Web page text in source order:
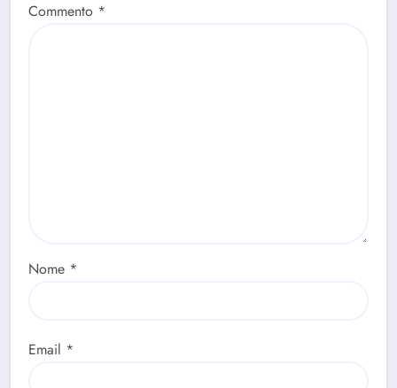
Commento *
Nome *
Email *